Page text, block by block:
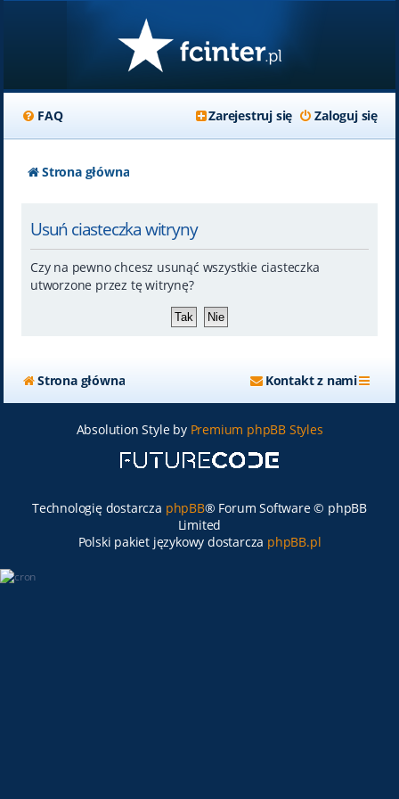
FAQ Zaloguj się
Zarejestruj się
Strona główna
Usuń ciasteczka witryny
Czy na pewno chcesz usunąć wszystkie ciasteczka
utworzone przez tę witrynę?
Strona główna Kontakt z nami
Absolution Style by Premium phpBB Styles
Technologię dostarcza phpBB® Forum Software © phpBB
Limited
Polski pakiet językowy dostarcza phpBB.pl